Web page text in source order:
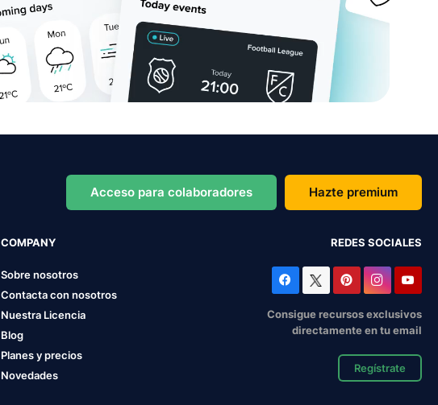
Acceso para colaboradores Hazte premium
COMPANY
Sobre nosotros
Contacta con nosotros
Nuestra Licencia
Blog
Planes y precios
Novedades
REDES SOCIALES
Consigue recursos exclusivos
directamente en tu email
Regístrate